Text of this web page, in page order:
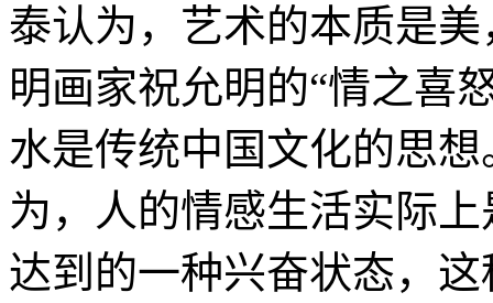
泰认为，艺术的本质是
明画家祝允明的“情之喜
水是传统中国文化的思
为，人的情感生活实际
达到的一种兴奋状态，